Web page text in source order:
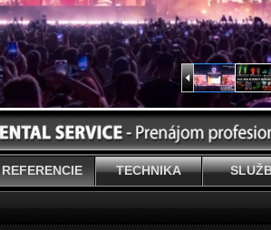
REFERENCIE TECHNIKA